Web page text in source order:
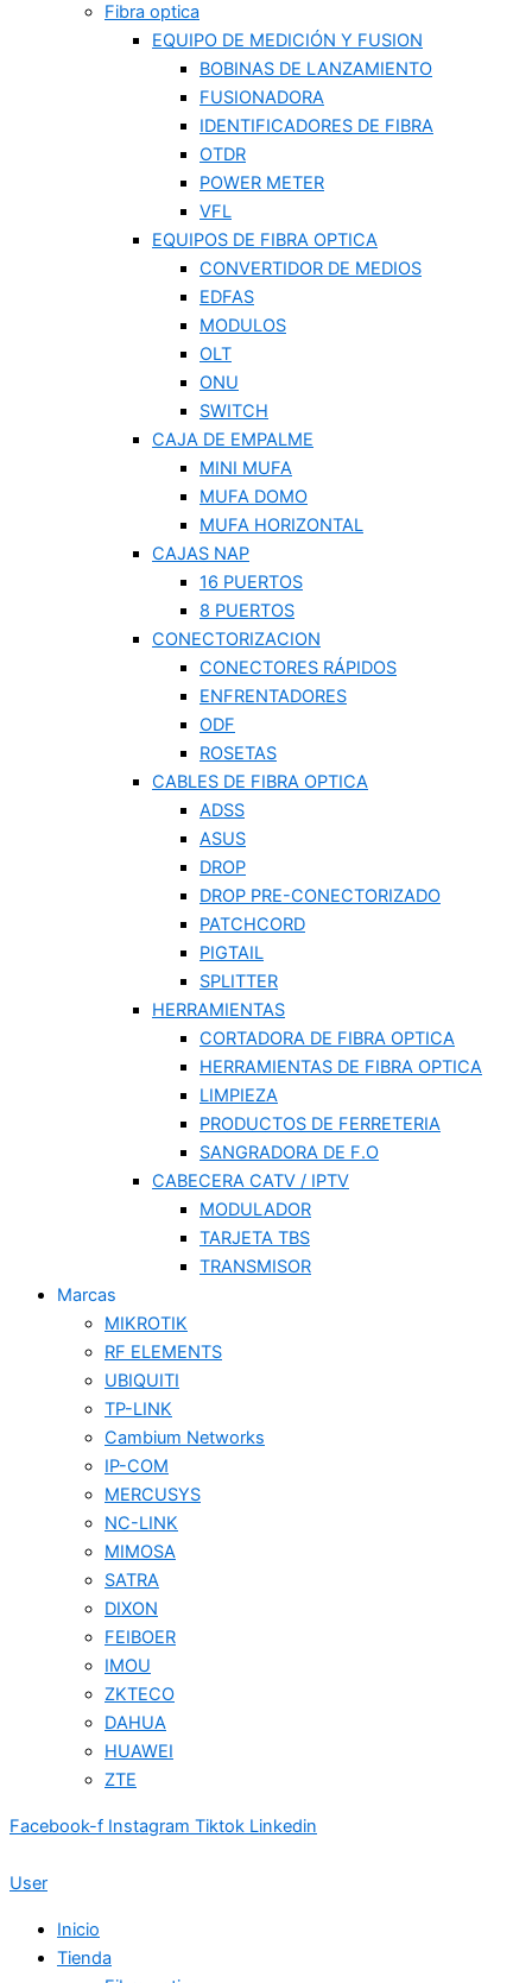
Fibra optica
EQUIPO DE MEDICIÓN Y FUSION
BOBINAS DE LANZAMIENTO
FUSIONADORA
IDENTIFICADORES DE FIBRA
OTDR
POWER METER
VFL
EQUIPOS DE FIBRA OPTICA
CONVERTIDOR DE MEDIOS
EDFAS
MODULOS
OLT
ONU
SWITCH
CAJA DE EMPALME
MINI MUFA
MUFA DOMO
MUFA HORIZONTAL
CAJAS NAP
16 PUERTOS
8 PUERTOS
CONECTORIZACION
CONECTORES RÁPIDOS
ENFRENTADORES
ODF
ROSETAS
CABLES DE FIBRA OPTICA
ADSS
ASUS
DROP
DROP PRE-CONECTORIZADO
PATCHCORD
PIGTAIL
SPLITTER
HERRAMIENTAS
CORTADORA DE FIBRA OPTICA
HERRAMIENTAS DE FIBRA OPTICA
LIMPIEZA
PRODUCTOS DE FERRETERIA
SANGRADORA DE F.O
CABECERA CATV / IPTV
MODULADOR
TARJETA TBS
TRANSMISOR
Marcas
MIKROTIK
RF ELEMENTS
UBIQUITI
TP-LINK
Cambium Networks
IP-COM
MERCUSYS
NC-LINK
MIMOSA
SATRA
DIXON
FEIBOER
IMOU
ZKTECO
DAHUA
HUAWEI
ZTE
Facebook-f Instagram Tiktok Linkedin
User
Inicio
Tienda